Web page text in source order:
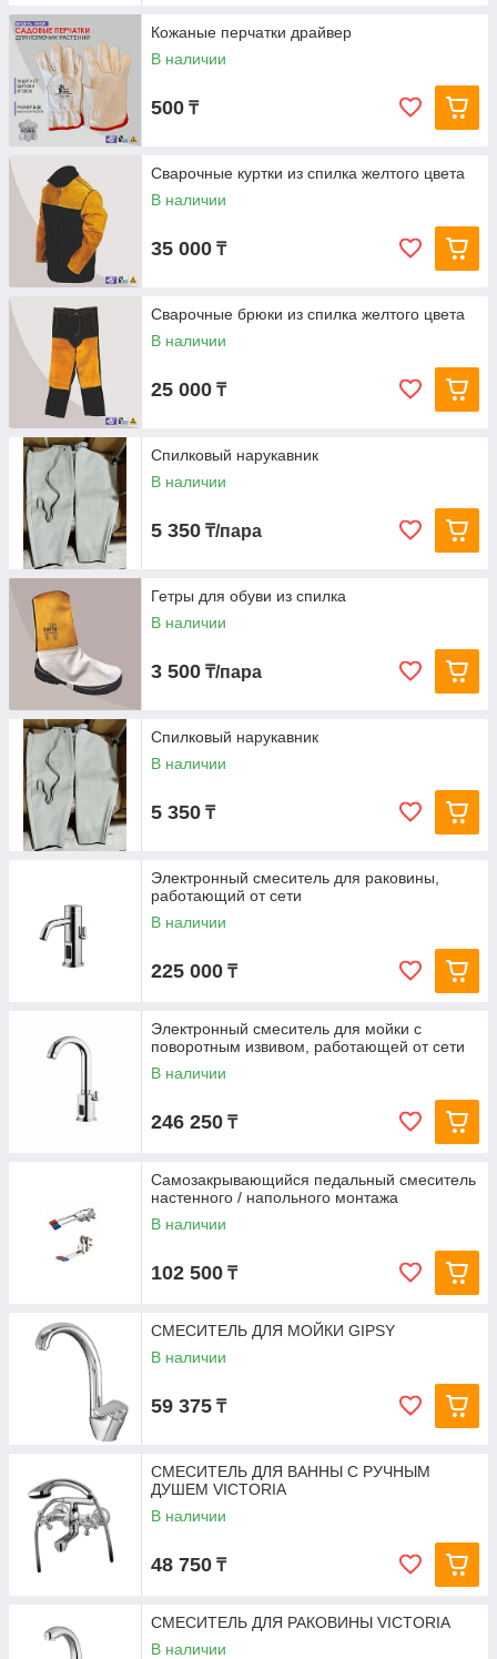
Кожаные перчатки драйвер
В наличии
500 ₸
Сварочные куртки из спилка желтого цвета
В наличии
35 000 ₸
Сварочные брюки из спилка желтого цвета
В наличии
25 000 ₸
Спилковый нарукавник
В наличии
5 350 ₸/пара
Гетры для обуви из спилка
В наличии
3 500 ₸/пара
Спилковый нарукавник
В наличии
5 350 ₸
Электронный смеситель для раковины,
работающий от сети
В наличии
225 000 ₸
Электронный смеситель для мойки с
поворотным извивом, работающей от сети
В наличии
246 250 ₸
Самозакрывающийся педальный смеситель
настенного / напольного монтажа
В наличии
102 500 ₸
СМЕСИТЕЛЬ ДЛЯ МОЙКИ GIPSY
В наличии
59 375 ₸
СМЕСИТЕЛЬ ДЛЯ ВАННЫ С РУЧНЫМ
ДУШЕМ VICTORIA
В наличии
48 750 ₸
СМЕСИТЕЛЬ ДЛЯ РАКОВИНЫ VICTORIA
В наличии